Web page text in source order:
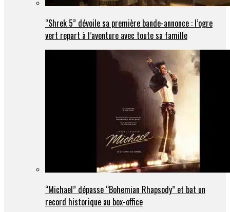
“Shrek 5” dévoile sa première bande-annonce : l’ogre
vert repart à l’aventure avec toute sa famille
“Michael” dépasse “Bohemian Rhapsody” et bat un
record historique au box-office